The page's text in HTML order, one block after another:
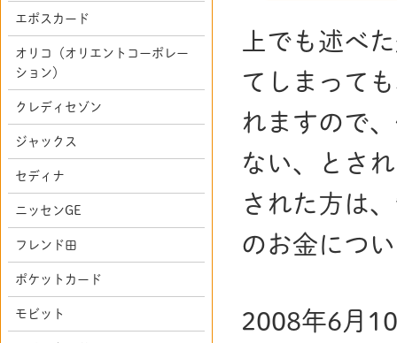
上でも述べ
てしまって
れますので
ない、とさ
された方は
のお金につ
2008年6月
エポスカード
オリコ（オリエントコーポレー
ション）
クレディセゾン
ジャックス
セディナ
ニッセンGE
フレンド田
ポケットカード
モビット